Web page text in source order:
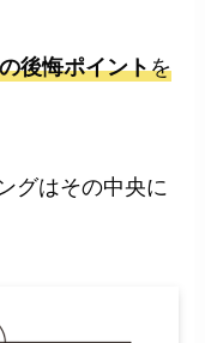
後悔ポイントを
グはその中央に